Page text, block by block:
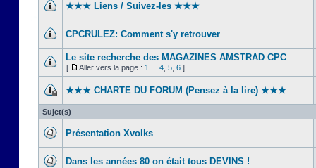
★★★ Liens / Suivez-les ★★★
CPCRULEZ: Comment s'y retrouver‎
Le site recherche des MAGAZINES AMSTRAD CPC
[ Aller vers la page : 1 4 5 6 ]
★★★ CHARTE DU FORUM (Pensez à la lire) ★★★
Sujet(s)
Présentation Xvolks
Dans les années 80 on était tous DEVINS !